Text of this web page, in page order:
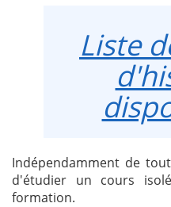
Liste
Indépendamment de
d'étudier un cours
formation.